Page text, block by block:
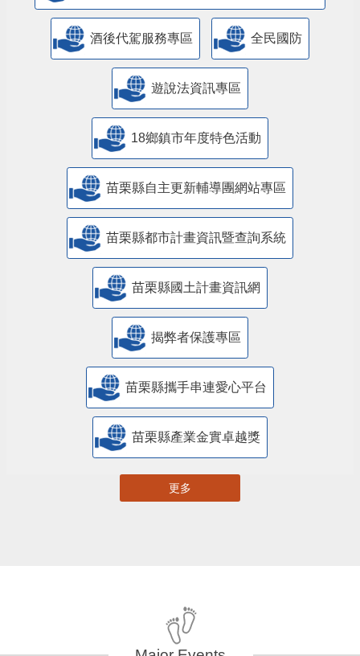
酒後代駕服務專區 全民國防
遊說法資訊專區
18鄉鎮市年度特色活動
苗栗縣自主更新輔導團網站專區
苗栗縣都市計畫資訊暨查詢系統
苗栗縣國土計畫資訊網
揭弊者保護專區
苗栗縣攜手串連愛心平台
苗栗縣產業金實卓越獎
更多